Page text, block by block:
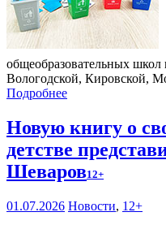
общеобразовательных
Вологодской, Кировской,
Подробнее
Новую книгу о
детстве
Шеваров12+
01.07.2026 Новости, 12+